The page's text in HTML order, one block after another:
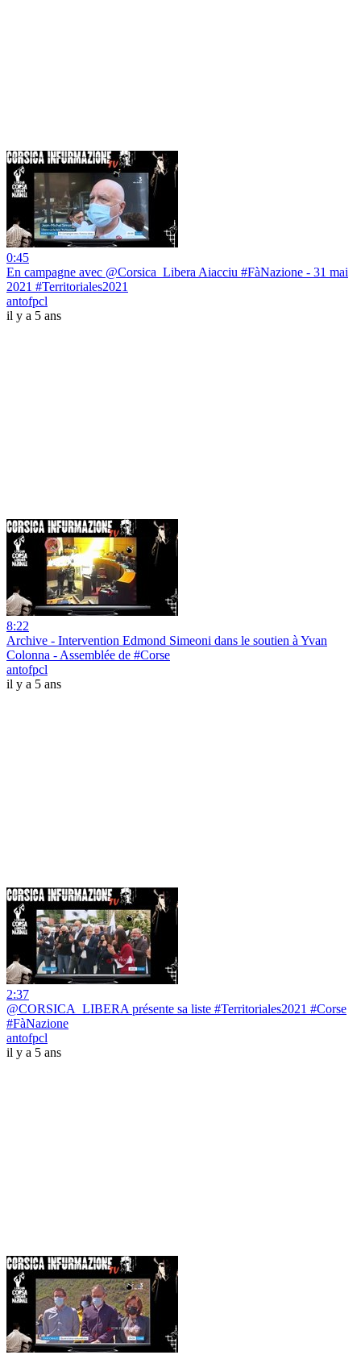
0:45
En campagne avec @Corsica_Libera Aiacciu #FàNazione - 31 mai
2021 #Territoriales2021
antofpcl
il y a 5 ans
8:22
Archive - Intervention Edmond Simeoni dans le soutien à Yvan
Colonna - Assemblée de #Corse
antofpcl
il y a 5 ans
2:37
@CORSICA_LIBERA présente sa liste #Territoriales2021 #Corse
#FàNazione
antofpcl
il y a 5 ans